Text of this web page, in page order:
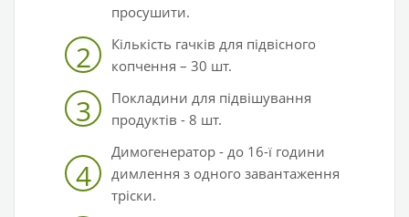
просушити.
2
Кількість гачків для підвісного
копчення – 30 шт.
3
Покладини для підвішування
продуктів - 8 шт.
4
Димогенератор - до 16-ї години
димлення з одного завантаження
тріски.